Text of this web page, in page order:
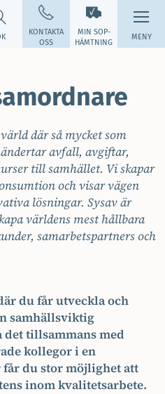
MIN SOP­
HÄMTNING
KONTAKTA
OSS
MENY
där så mycket som
avfall, avgiftar,
till samhället. Vi skapar
och visar vägen
lösningar. Sysav är
världens mest hållbara
samarbetspartners och
du får utveckla och
samhällsviktig
tillsammans med
kollegor i en
du stor möjlighet att
inom kvalitetsarbete.